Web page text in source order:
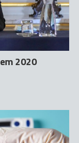
2020